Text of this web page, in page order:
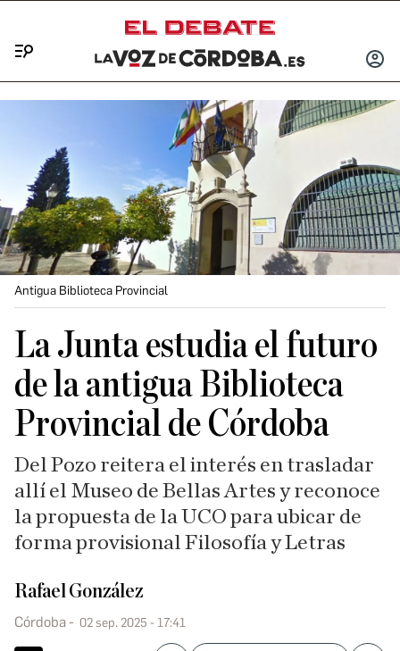
INICIAR
Antigua Biblioteca Provincial
La Junta estudia el futuro
de la antigua Biblioteca
Provincial de Córdoba
Del Pozo reitera el interés en trasladar
allí el Museo de Bellas Artes y reconoce
la propuesta de la UCO para ubicar de
forma provisional Filosofía y Letras
Rafael González
Córdoba 02 sep. 2025 - 17:41